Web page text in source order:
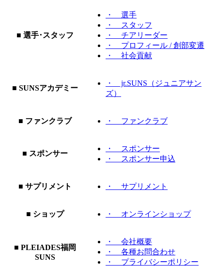
■ 選手･スタッフ
・ 選手
・ スタッフ
・ チアリーダー
・ プロフィール / 創部変遷
・ 社会貢献
■ SUNSアカデミー
・ jr.SUNS（ジュニアサン
ズ）
■ ファンクラブ ・ ファンクラブ
■ スポンサー
・ スポンサー
・ スポンサー申込
■ サプリメント ・ サプリメント
■ ショップ ・ オンラインショップ
■ PLEIADES福岡
SUNS
・ 会社概要
・ 各種お問合わせ
・ プライバシーポリシー